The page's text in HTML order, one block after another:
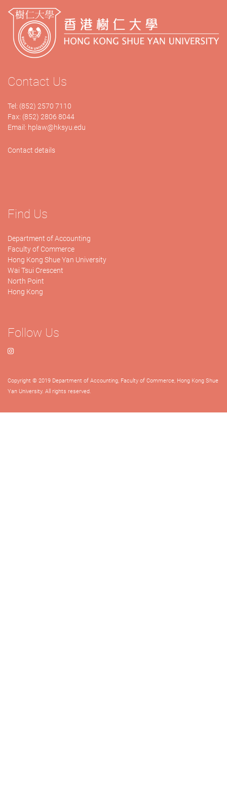
Contact Us
Tel: (852) 2570 7110
Fax: (852) 2806 8044
Email: hplaw@hksyu.edu
Contact details
Find Us
Department of Accounting
Faculty of Commerce
Hong Kong Shue Yan University
Wai Tsui Crescent
North Point
Hong Kong
Follow Us
Copyright © 2019 Department of Accounting, Faculty of Commerce, Hong Kong Shue
Yan University. All rights reserved.